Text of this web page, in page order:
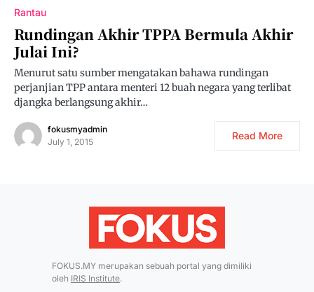
Rantau
Rundingan Akhir TPPA Bermula Akhir
Julai Ini?
Menurut satu sumber mengatakan bahawa rundingan
perjanjian TPP antara menteri 12 buah negara yang terlibat
djangka berlangsung akhir…
fokusmyadmin
July 1, 2015
Read More
FOKUS.MY merupakan sebuah portal yang dimiliki
oleh IRIS Institute.